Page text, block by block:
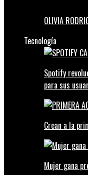
OLIVIA
Tecnología
Spotify
para sus
Crean a la
Mujer gana